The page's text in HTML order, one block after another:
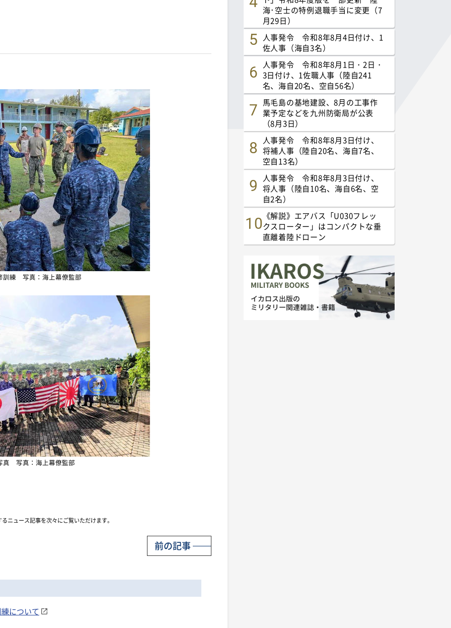
訓練 写真：海上幕僚監部
真 写真：海上幕僚監部
ニュース記事を次々にご覧いただけます。
前の記事
について
海･空士の特例退職手当に変更（7
月29日）
人事発令 令和8年8月4日付け、1
佐人事（海自3名）
人事発令 令和8年8月1日・2日・
3日付け、1佐職人事（陸自241
名、海自20名、空自56名）
馬毛島の基地建設、8月の工事作
業予定などを九州防衛局が公表
（8月3日）
人事発令 令和8年8月3日付け、
将補人事（陸自20名、海自7名、
空自13名）
人事発令 令和8年8月3日付け、
将人事（陸自10名、海自6名、空
自2名）
《解説》エアバス「U030フレッ
クスローター」はコンパクトな垂
直離着陸ドローン